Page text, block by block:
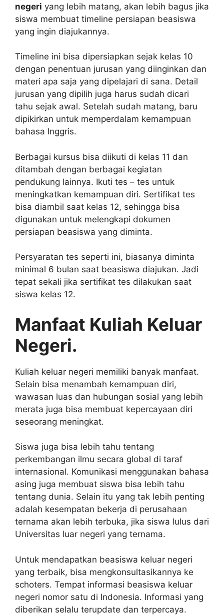
negeri yang lebih matang, akan lebih bagus jika
siswa membuat timeline persiapan beasiswa
yang ingin diajukannya.
Timeline ini bisa dipersiapkan sejak kelas 10
dengan penentuan jurusan yang diinginkan dan
materi apa saja yang dipelajari di sana. Detail
jurusan yang dipilih juga harus sudah dicari
tahu sejak awal. Setelah sudah matang, baru
dipikirkan untuk memperdalam kemampuan
bahasa Inggris.
Berbagai kursus bisa diikuti di kelas 11 dan
ditambah dengan berbagai kegiatan
pendukung lainnya. Ikuti tes – tes untuk
meningkatkan kemampuan diri. Sertifikat tes
bisa diambil saat kelas 12, sehingga bisa
digunakan untuk melengkapi dokumen
persiapan beasiswa yang diminta.
Persyaratan tes seperti ini, biasanya diminta
minimal 6 bulan saat beasiswa diajukan. Jadi
tepat sekali jika sertifikat tes dilakukan saat
siswa kelas 12.
Manfaat Kuliah Keluar
Negeri.
Kuliah keluar negeri memiliki banyak manfaat.
Selain bisa menambah kemampuan diri,
wawasan luas dan hubungan sosial yang lebih
merata juga bisa membuat kepercayaan diri
seseorang meningkat.
Siswa juga bisa lebih tahu tentang
perkembangan ilmu secara global di taraf
internasional. Komunikasi menggunakan bahasa
asing juga membuat siswa bisa lebih tahu
tentang dunia. Selain itu yang tak lebih penting
adalah kesempatan bekerja di perusahaan
ternama akan lebih terbuka, jika siswa lulus dari
Universitas luar negeri yang ternama.
Untuk mendapatkan beasiswa keluar negeri
yang terbaik, bisa mengkonsultasikannya ke
schoters. Tempat informasi beasiswa keluar
negeri nomor satu di Indonesia. Informasi yang
diberikan selalu terupdate dan terpercaya.